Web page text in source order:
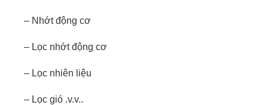
– Nhớt động cơ
– Lọc nhớt động cơ
– Lọc nhiên liệu
– Lọc gió .v.v..